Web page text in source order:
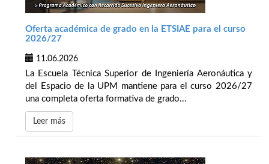
Oferta académica de grado en la ETSIAE para el curso
2026/27
11.06.2026
La Escuela Técnica Superior de Ingeniería Aeronáutica y
del Espacio de la UPM mantiene para el curso 2026/27
una completa oferta formativa de grado...
Leer más